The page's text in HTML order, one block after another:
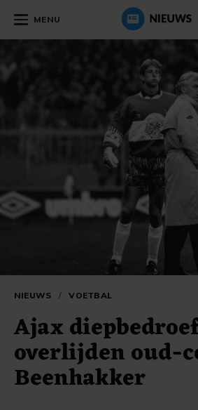
MENU
NIEUWS / VOETBAL
Ajax
overlijden oud-
Beenhakker